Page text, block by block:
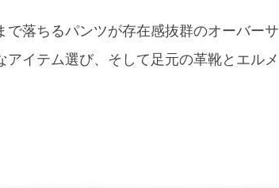
落ちるパンツが存在感抜群のオーバーサ
イテム選び、そして足元の革靴とエルメ